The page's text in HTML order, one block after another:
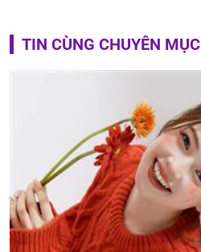
TIN CÙNG CHUYÊN MỤC